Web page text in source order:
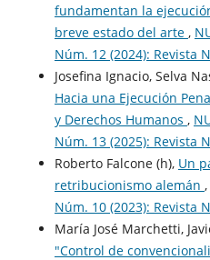
fundamentan la
breve estado del arte ,
Núm. 12 (2024): Revista
Josefina Ignacio, Selva
Hacia una Ejecución
y Derechos Humanos ,
Núm. 13 (2025): Revista
Roberto Falcone (h), Un
retribucionismo alemán ,
Núm. 10 (2023): Revista
María José Marchetti,
"Control de